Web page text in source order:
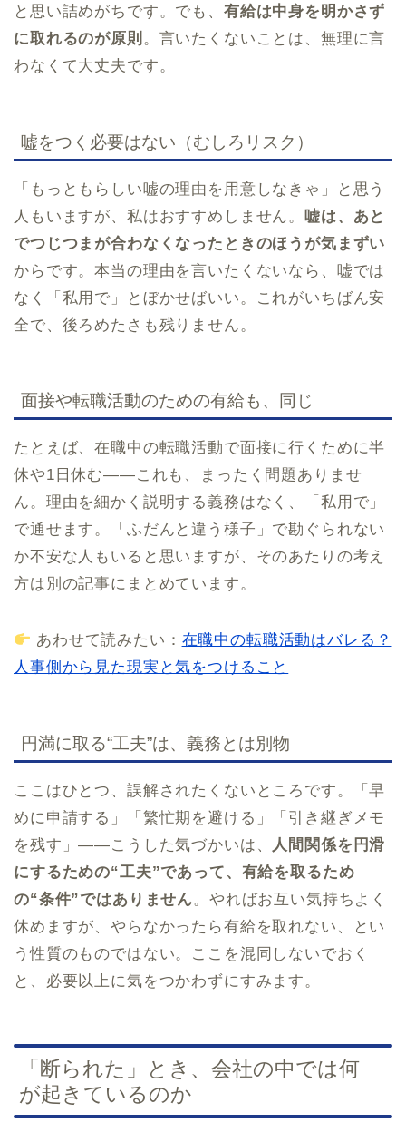
と思い詰めがちです。でも、 有給は中身を明かさず
に取れるのが原則 。言いたくないことは、無理に言
わなくて大丈夫です。
嘘をつく必要はない（むしろリスク）
「もっともらしい嘘の理由を用意しなきゃ」と思う
人もいますが、私はおすすめしません。 嘘は、あと
でつじつまが合わなくなったときのほうが気まずい
からです。本当の理由を言いたくないなら、嘘では
なく「私用で」とぼかせばいい。これがいちばん安
全で、後ろめたさも残りません。
面接や転職活動のための有給も、同じ
たとえば、在職中の転職活動で面接に行くために半
休や1日休む——これも、まったく問題ありませ
ん。理由を細かく説明する義務はなく、「私用で」
で通せます。「ふだんと違う様子」で勘ぐられない
か不安な人もいると思いますが、そのあたりの考え
方は別の記事にまとめています。
あわせて読みたい： 在職中の転職活動はバレる？
人事側から見た現実と気をつけること
円満に取る“工夫”は、義務とは別物
ここはひとつ、誤解されたくないところです。「早
めに申請する」「繁忙期を避ける」「引き継ぎメモ
を残す」——こうした気づかいは、
人間関係を円滑
にするための“工夫”であって、有給を取るため
の“条件”ではありません。やればお互い気持ちよく
休めますが、やらなかったら有給を取れない、とい
う性質のものではない。ここを混同しないでおく
と、必要以上に気をつかわずにすみます。
「断られた」とき、会社の中では何
が起きているのか